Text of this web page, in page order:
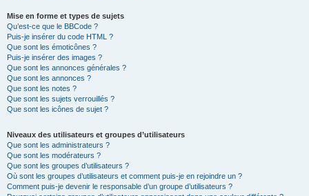
Mise en forme et types de sujets
Qu’est-ce que le BBCode ?
Puis-je insérer du code HTML ?
Que sont les émoticônes ?
Puis-je insérer des images ?
Que sont les annonces générales ?
Que sont les annonces ?
Que sont les notes ?
Que sont les sujets verrouillés ?
Que sont les icônes de sujet ?
Niveaux des utilisateurs et groupes d’utilisateurs
Que sont les administrateurs ?
Que sont les modérateurs ?
Que sont les groupes d’utilisateurs ?
Où sont les groupes d’utilisateurs et comment puis-je en rejoindre un ?
Comment puis-je devenir le responsable d’un groupe d’utilisateurs ?